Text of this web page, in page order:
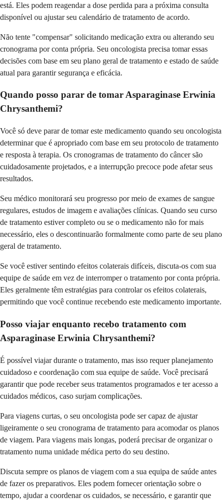
está. Eles podem reagendar a dose perdida para a próxima consulta
disponível ou ajustar seu calendário de tratamento de acordo.
Não tente "compensar" solicitando medicação extra ou alterando seu
cronograma por conta própria. Seu oncologista precisa tomar essas
decisões com base em seu plano geral de tratamento e estado de saúde
atual para garantir segurança e eficácia.
Quando posso parar de tomar Asparaginase Erwinia
Chrysanthemi?
Você só deve parar de tomar este medicamento quando seu oncologista
determinar que é apropriado com base em seu protocolo de tratamento
e resposta à terapia. Os cronogramas de tratamento do câncer são
cuidadosamente projetados, e a interrupção precoce pode afetar seus
resultados.
Seu médico monitorará seu progresso por meio de exames de sangue
regulares, estudos de imagem e avaliações clínicas. Quando seu curso
de tratamento estiver completo ou se o medicamento não for mais
necessário, eles o descontinuarão formalmente como parte de seu plano
geral de tratamento.
Se você estiver sentindo efeitos colaterais difíceis, discuta-os com sua
equipe de saúde em vez de interromper o tratamento por conta própria.
Eles geralmente têm estratégias para controlar os efeitos colaterais,
permitindo que você continue recebendo este medicamento importante.
Posso viajar enquanto recebo tratamento com
Asparaginase Erwinia Chrysanthemi?
É possível viajar durante o tratamento, mas isso requer planejamento
cuidadoso e coordenação com sua equipe de saúde. Você precisará
garantir que pode receber seus tratamentos programados e ter acesso a
cuidados médicos, caso surjam complicações.
Para viagens curtas, o seu oncologista pode ser capaz de ajustar
ligeiramente o seu cronograma de tratamento para acomodar os planos
de viagem. Para viagens mais longas, poderá precisar de organizar o
tratamento numa unidade médica perto do seu destino.
Discuta sempre os planos de viagem com a sua equipa de saúde antes
de fazer os preparativos. Eles podem fornecer orientação sobre o
tempo, ajudar a coordenar os cuidados, se necessário, e garantir que